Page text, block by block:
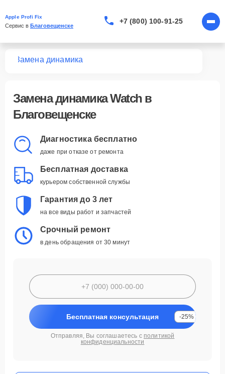
Apple Profi Fix
Сервис в Благовещенске
+7 (800) 100-91-25
Замена динамика
Замена динамика Watch в
Благовещенске
Диагностика бесплатно
даже при отказе от ремонта
Бесплатная доставка
курьером собственной службы
Гарантия до 3 лет
на все виды работ и запчастей
Срочный ремонт
в день обращения от 30 минут
Бесплатная консультация -25%
Отправляя, Вы соглашаетесь с политикой
конфиденциальности